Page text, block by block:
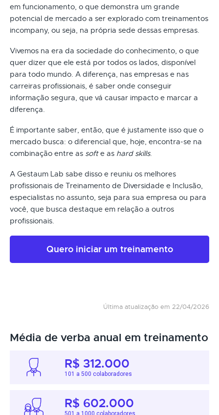
em funcionamento, o que demonstra um grande
potencial de mercado a ser explorado com treinamentos
incompany, ou seja, na própria sede dessas empresas.
Vivemos na era da sociedade do conhecimento, o que
quer dizer que ele está por todos os lados, disponível
para todo mundo. A diferença, nas empresas e nas
carreiras profissionais, é saber onde conseguir
informação segura, que vá causar impacto e marcar a
diferença.
É importante saber, então, que é justamente isso que o
mercado busca: o diferencial que, hoje, encontra-se na
combinação entre as softe as hard skills.
A Gestaum Lab sabe disso e reuniu os melhores
profissionais de Treinamento de Diversidade e Inclusão,
especialistas no assunto, seja para sua empresa ou para
você, que busca destaque em relação a outros
profissionais.
Quero iniciar um treinamento
Última atualização em 22/04/2026
Média de verba anual em treinamento
R$ 312.000
101 a 500 colaboradores
R$ 602.000
501 a 1000 colaboradores